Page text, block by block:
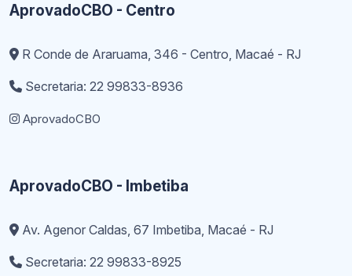
AprovadoCBO - Centro
R Conde de Araruama, 346 - Centro, Macaé - RJ
Secretaria: 22 99833-8936
AprovadoCBO
AprovadoCBO - Imbetiba
Av. Agenor Caldas, 67 Imbetiba, Macaé - RJ
Secretaria: 22 99833-8925